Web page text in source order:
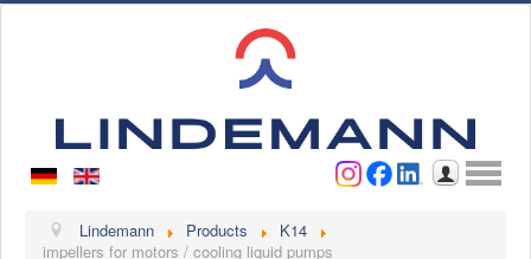
Username
Lindemann
Lindemann Products
K14
impellers for motors / cooling liquid pumps